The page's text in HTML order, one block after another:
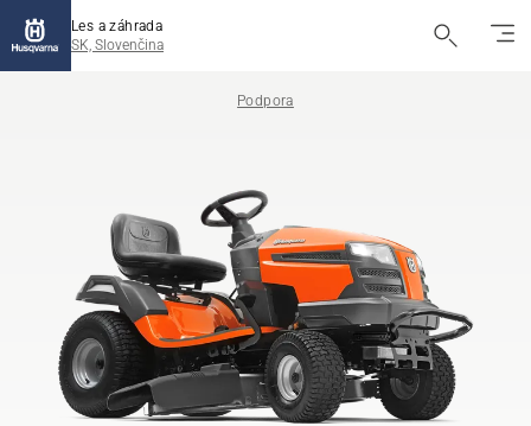
Les a záhrada
SK, Slovenčina
Podpora